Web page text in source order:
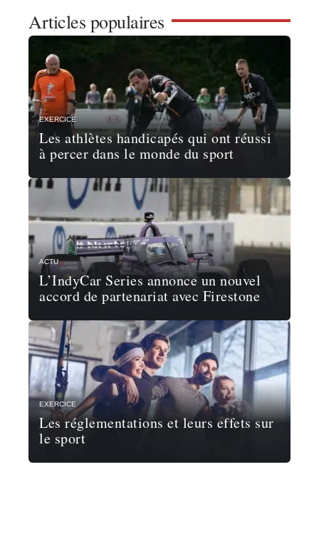
Articles populaires
EXERCICE
Les athlètes handicapés qui ont réussi
à percer dans le monde du sport
ACTU
L’IndyCar Series annonce un nouvel
accord de partenariat avec Firestone
EXERCICE
Les réglementations et leurs effets sur
le sport